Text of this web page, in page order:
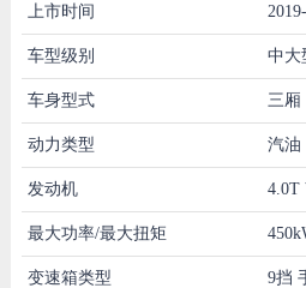
上市时间
车型级别 中大
车身型式 三厢
动力类型 汽油
发动机 4.0T
最大功率/最大扭矩
变速箱类型 9挡